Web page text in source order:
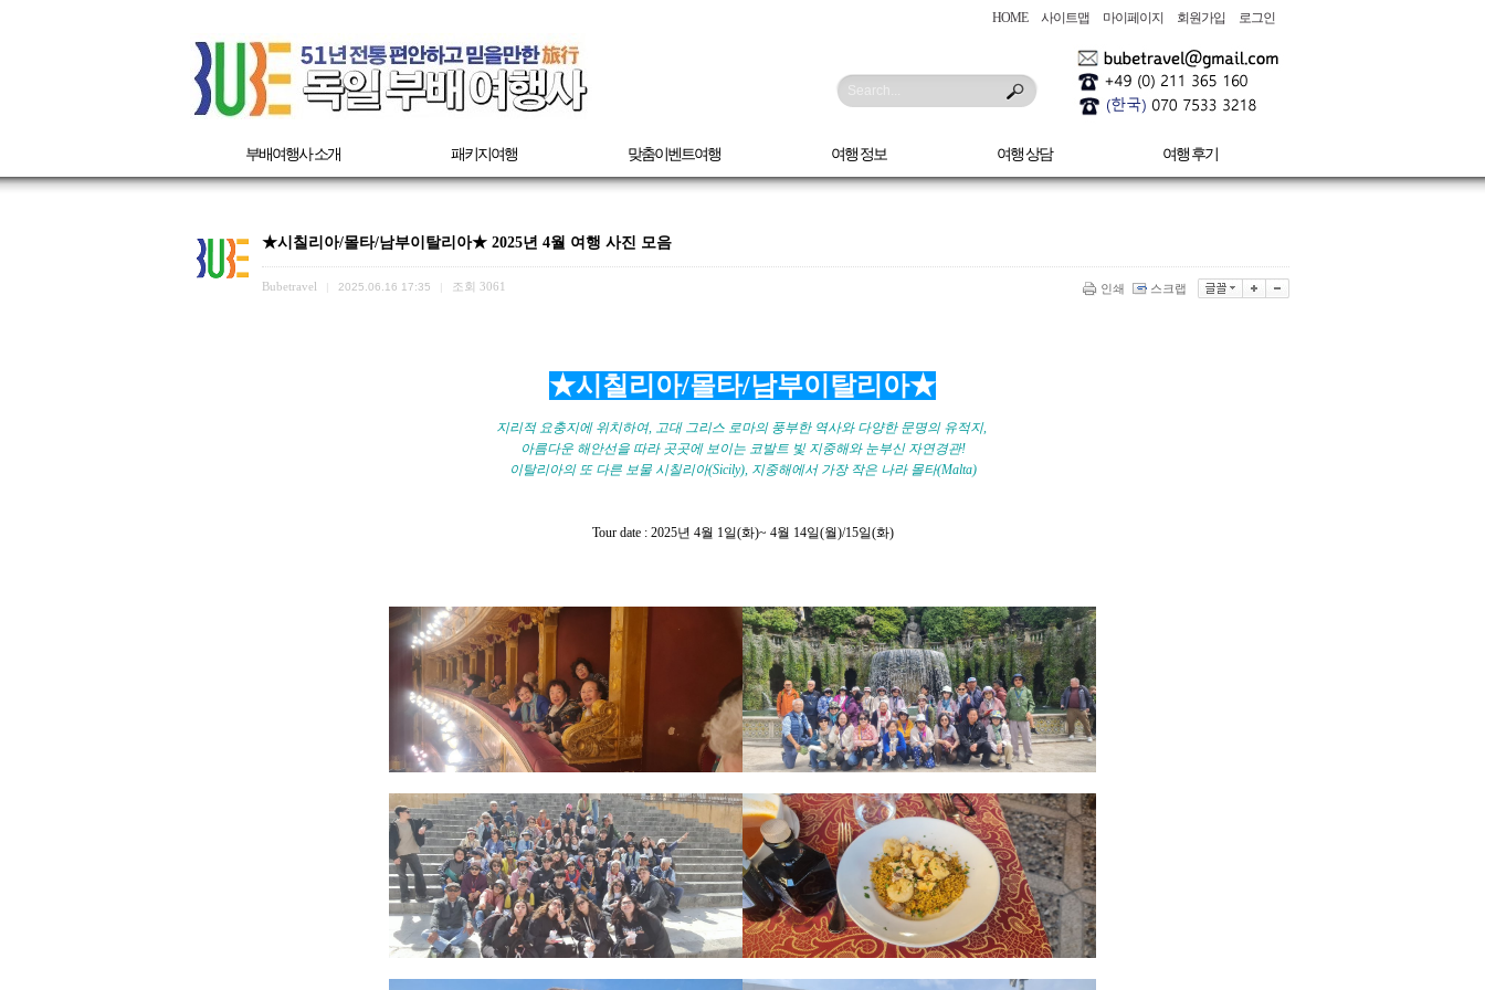
HOME 사이트맵 마이페이지 회원가입 로그인
Search...
부배여행사 소개 패키지여행 맞춤이벤트여행 여행 정보 여행 상담 여행 후기
★시칠리아/몰타/남부이탈리아★ 2025년 4월 여행 사진 모음
Bubetravel 2025.06.16 17:35 조회 3061 인쇄 스크랩
★시칠리아/몰타/남부이탈리아★
지리적 요충지에 위치하여, 고대 그리스 로마의 풍부한 역사와 다양한 문명의 유적지,
아름다운 해안선을 따라 곳곳에 보이는 코발트 빛 지중해와 눈부신 자연경관!
이탈리아의 또 다른 보물 시칠리아(Sicily), 지중해에서 가장 작은 나라 몰타(Malta)
Tour date : 2025년 4월 1일(화)~ 4월 14일(월)/15일(화)